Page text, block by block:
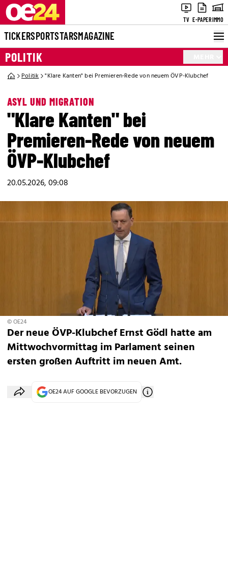
TV E-PAPERIMMO
TICKERSPORTSTARSMAGAZINE
POLITIK
Politik "Klare Kanten" bei Premieren-Rede von neuem ÖVP-Klubchef
ASYL UND MIGRATION
"Klare Kanten" bei
Premieren-Rede von neuem
ÖVP-Klubchef
20.05.2026, 09:08
© OE24
Der neue ÖVP-Klubchef Ernst Gödl hatte am
Mittwochvormittag im Parlament seinen
ersten großen Auftritt im neuen Amt.
OE24 AUF GOOGLE BEVORZUGEN